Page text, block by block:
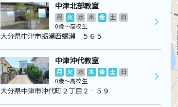
中津北部教室
月 火 水 木 金 土
日
0歳～高校生
大分県中津市蛎瀬西蠣瀬 ５６５
中津沖代教室
月 火 水 木 金 土
日
0歳～高校生
大分県中津市沖代町２丁目２‐５９